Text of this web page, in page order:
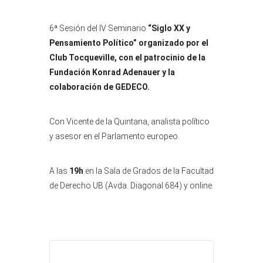
6ª Sesión del IV Seminario “Siglo XX y
Pensamiento Político” organizado por el
Club Tocqueville, con el patrocinio de la
Fundación Konrad Adenauer y la
colaboración de GEDECO.
Con Vicente de la Quintana, analista político
y asesor en el Parlamento europeo.
A las 19h en la Sala de Grados de la Facultad
de Derecho UB (Avda. Diagonal 684) y online.